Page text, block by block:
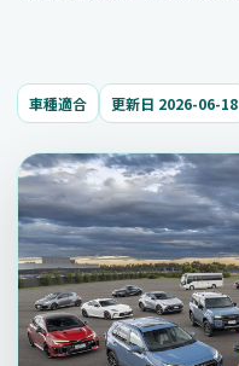
車種適合 更新日 2026-06-18